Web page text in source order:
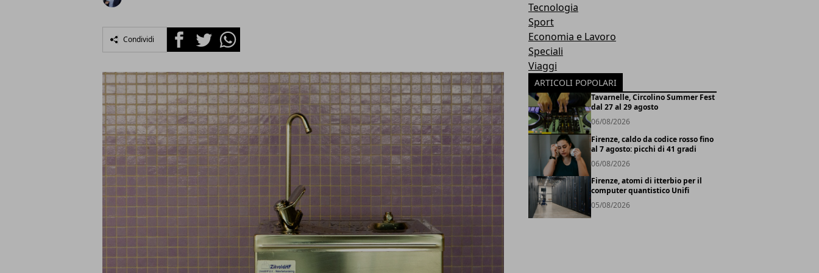
Condividi FacebookTwitterWhatsapp
Tecnologia
Sport
Economia e Lavoro
Speciali
Viaggi
ARTICOLI POPOLARI
Tavarnelle, Circolino Summer Fest
dal 27 al 29 agosto
06/08/2026
Firenze, caldo da codice rosso fino
al 7 agosto: picchi di 41 gradi
06/08/2026
Firenze, atomi di itterbio per il
computer quantistico Unifi
05/08/2026